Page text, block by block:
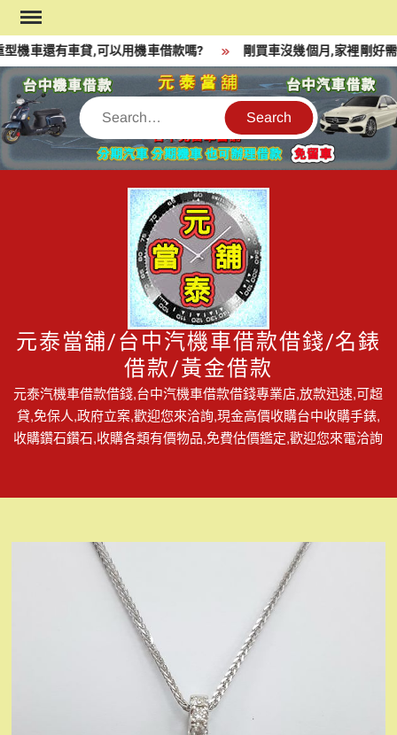
Skip
to
content
機車還有車貸,可以用機車借款嗎? 剛買車沒幾個月,家裡剛好
Search
元泰當舖/台中汽機車借款借錢/名錶
借款/黃金借款
元泰汽機車借款借錢,台中汽機車借款借錢專業店,放款迅速,可超
貸,免保人,政府立案,歡迎您來洽詢,現金高價收購台中收購手錶,
收購鑽石鑽石,收購各類有價物品,免費估價鑑定,歡迎您來電洽詢